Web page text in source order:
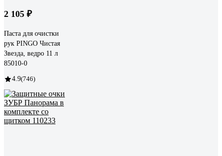
2 105 ₽
Паста для очистки
рук PINGO Чистая
Звезда, ведро 11 л
85010-0
4.9(746)